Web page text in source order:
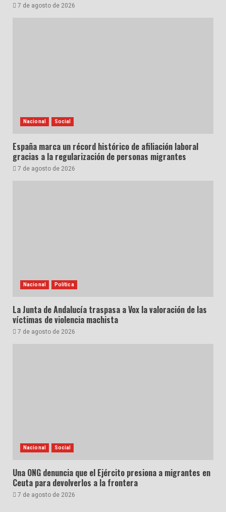
7 de agosto de 2026
Nacional Social
España marca un récord histórico de afiliación laboral
gracias a la regularización de personas migrantes
7 de agosto de 2026
Nacional Política
La Junta de Andalucía traspasa a Vox la valoración de las
víctimas de violencia machista
7 de agosto de 2026
Nacional Social
Una ONG denuncia que el Ejército presiona a migrantes en
Ceuta para devolverlos a la frontera
7 de agosto de 2026